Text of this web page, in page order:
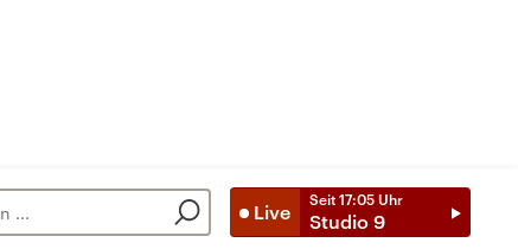
Live
Seit 17:05 Uhr
Studio 9